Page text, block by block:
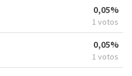
0,05%
1 votos
0,05%
1 votos